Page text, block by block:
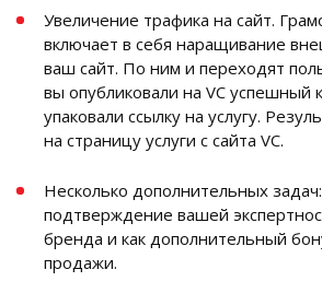
Увеличение трафика на сайт.
включает в себя наращивание
ваш сайт. По ним и переходят
вы опубликовали на VC успешный
упаковали ссылку на услугу.
на страницу услуги с сайта VC.
Несколько дополнительных
подтверждение вашей
бренда и как дополнительный
продажи.